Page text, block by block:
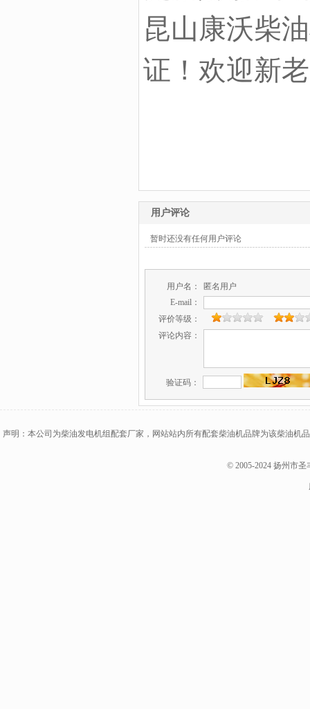
昆山康沃柴
证！欢迎新
用户评论
暂时还没有任何用户评论
用户名：
匿名用户
E-mail：
评价等级：
评论内容：
验证码：
声明：本公司为柴油发电机组配套厂家，网站站内所有配套柴油机品牌为该柴油
© 2005-2024 扬州市